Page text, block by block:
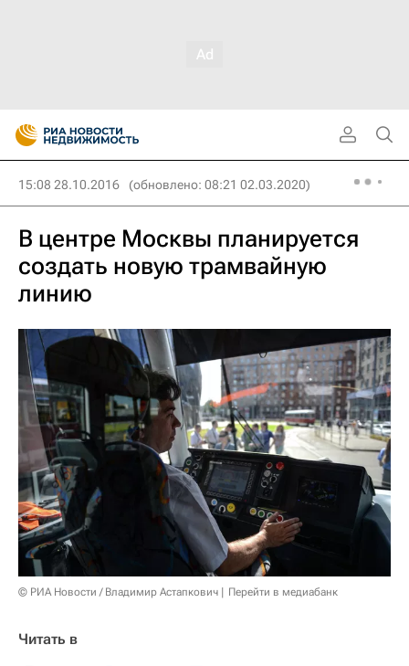
15:08 28.10.2016 (обновлено: 08:21 02.03.2020)
В центре Москвы планируется
создать новую трамвайную
линию
© РИА Новости / Владимир Астапкович Перейти в медиабанк
Читать в